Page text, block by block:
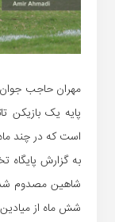
مهران حاجب
پایه یک بازیکن
است که در چند
به گزارش
شاهین مصدوم شد
شش ماه از میادین